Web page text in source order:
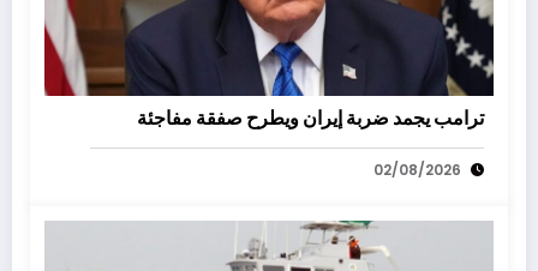
ترامب يجمد ضربة إيران ويطرح صفقة مفاجئة
02/08/2026